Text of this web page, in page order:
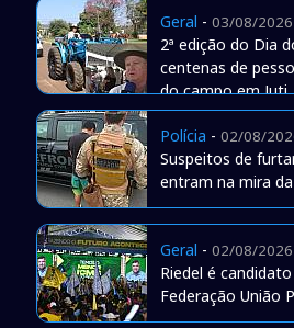
Geral - 03/08/
2ª edição do Dia
centenas de
do campo em Juti
Polícia - 02/08/
Suspeitos de
entram na mira
Geral - 02/08/
Riedel é
Federação União